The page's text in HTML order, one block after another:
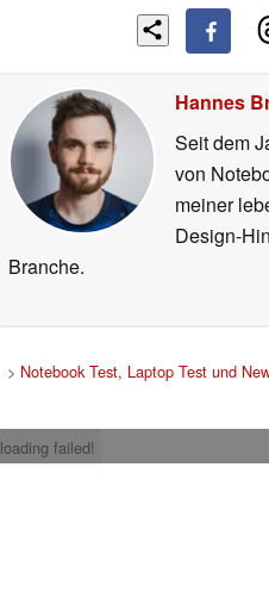
Hannes
Seit dem
von
meiner
Design-
Branche.
> Notebook Test, Laptop Test und
loading failed!